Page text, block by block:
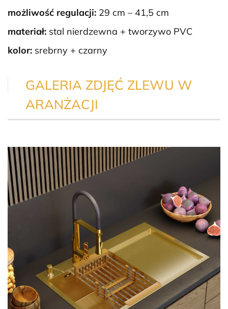
możliwość regulacji: 29 cm – 41,5 cm
materiał: stal nierdzewna + tworzywo PVC
kolor: srebrny + czarny
GALERIA ZDJĘĆ ZLEWU W
ARANŻACJI